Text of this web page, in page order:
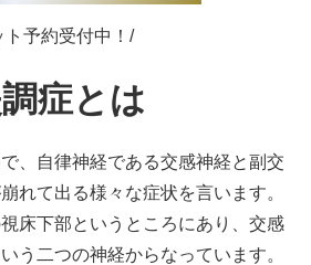
予約受付中！/
症とは
、自律神経である交感神経と副交
れて出る様々な症状を言います。
床下部というところにあり、交感
う二つの神経からなっています。